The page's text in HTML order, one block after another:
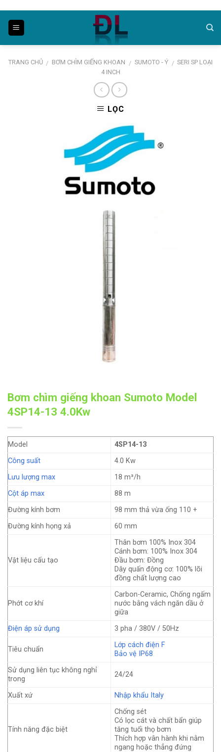
content
TRANG CHỦ / BƠM CHÌM GIẾNG KHOAN / SUMOTO - Ý / SERI SP LOẠI
4 INCH
LỌC
Bơm chìm giếng khoan Sumoto Model
4SP14-13 4.0Kw
Model
4SP14-13
Công suất
4.0 Kw
Lưu lượng max
18 m³/h
Cột áp max
88 m
Đường kính bơm
98 mm thả vừa ống 110 +
Đường kính họng xả
60 mm
Vật liệu cấu tạo
Thân bơm 100% Inox 304
Cánh bơm: 100% Inox 304
Đầu bơm: Đồng
Dây quấn động cơ: 100% lõi
đồng chất lượng cao
Phớt cơ khí
Carbon-Ceramic, Chống ngấm
nước bằng vách ngăn dầu ở
giữa
Điện áp sử dụng
3 pha / 380V / 50Hz
Tiêu chuẩn
Lớp cách điện F
Bảo vệ IP68
Sử dụng liên tục không nghỉ
trong
24/24
Xuất xứ Nhập khẩu Italy
Tính năng đặc biệt
Chống sét
Có lọc cát và chất bẩn giúp
tăng tuổi thọ bơm
Thích hợp vân hành khi nằm
ngang hoặc thẳng đứng